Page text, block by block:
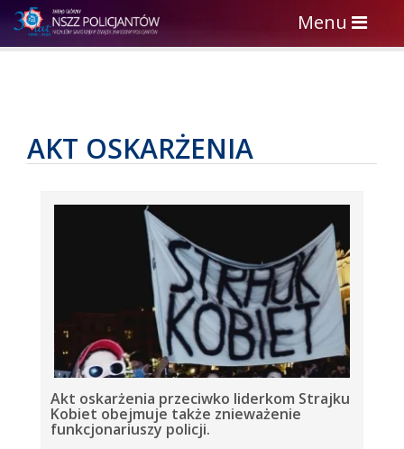
Toggle
navigation
Menu
AKT OSKARŻENIA
Akt oskarżenia przeciwko liderkom Strajku
Kobiet obejmuje także znieważenie
funkcjonariuszy policji.